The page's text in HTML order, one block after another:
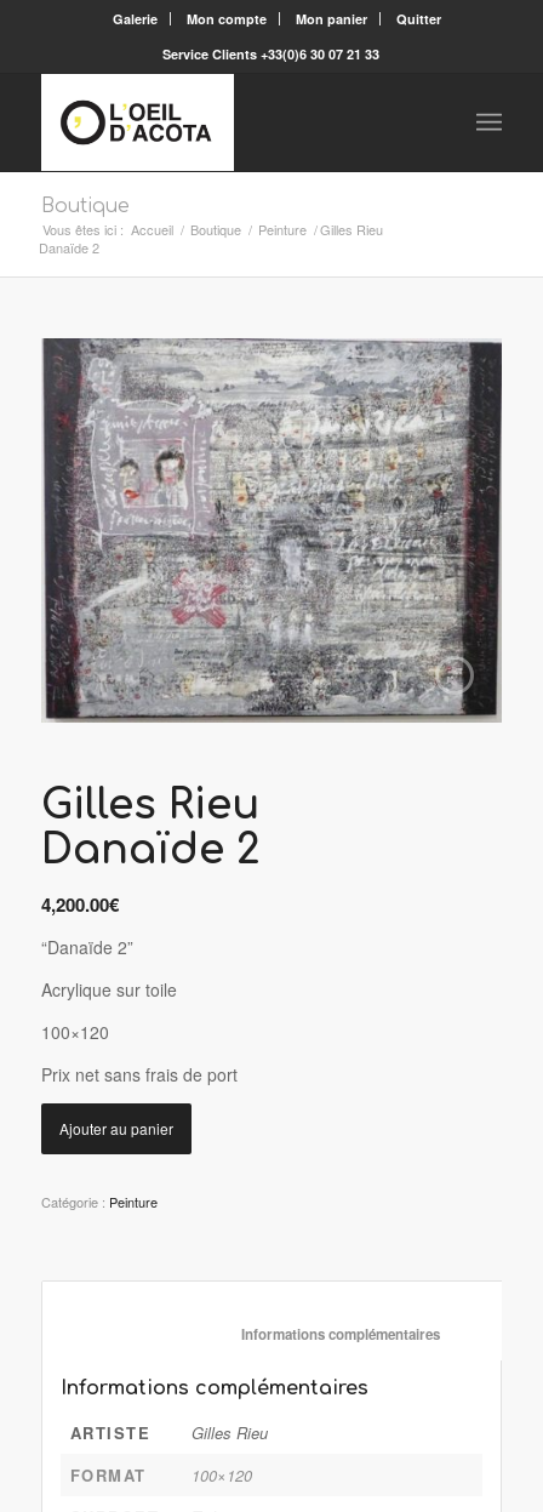
Galerie Mon compte Mon panier
Quitter
Service Clients +33(0)6 30 07 21 33
Boutique
Vous êtes ici : Accueil / Boutique / Peinture /Gilles Rieu
Danaïde 2
Gilles Rieu
Danaïde 2
4,200.00€
“Danaïde 2”
Acrylique sur toile
100×120
Prix net sans frais de port
Ajouter au panier
Catégorie : Peinture
Informations
Informations complémentaires
ARTISTE
Gilles Rieu
FORMAT
100×120